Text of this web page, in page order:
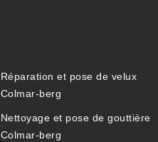
Réparation et pose de velux
Colmar-berg
Nettoyage et pose de gouttière
Colmar-berg